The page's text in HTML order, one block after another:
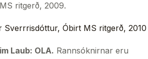
MS ritgerð, 2009.
Sverrrisdóttur, Óbirt MS ritgerð, 2010
Laub: OLA. Rannsóknirnar eru